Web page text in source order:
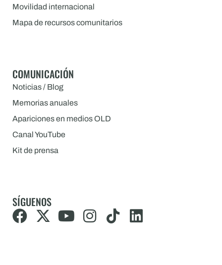
Movilidad internacional
Mapa de recursos comunitarios
COMUNICACIÓN
Noticias / Blog
Memorias anuales
Apariciones en medios OLD
Canal YouTube
Kit de prensa
SÍGUENOS
F
a
X Y I T
i
L